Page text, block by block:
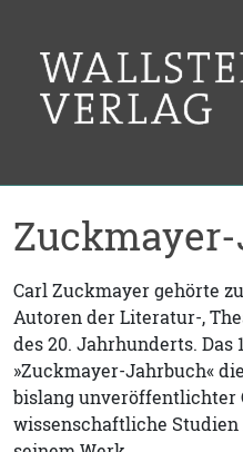
Carl Zuckmayer gehörte
Autoren der Literatur-,
des 20. Jahrhunderts. Das
»Zuckmayer-Jahrbuch«
bislang unveröffentlichter
wissenschaftliche Studien